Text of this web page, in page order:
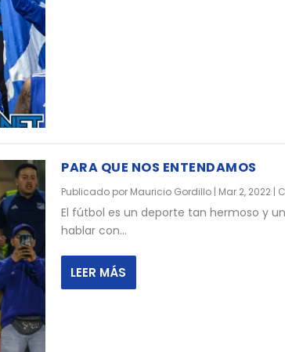
PARA QUE NOS ENTENDAMOS
Publicado por Mauricio Gordillo | Mar 2, 2022 |
El fútbol es un deporte tan hermoso y
hablar con...
LEER MÁS